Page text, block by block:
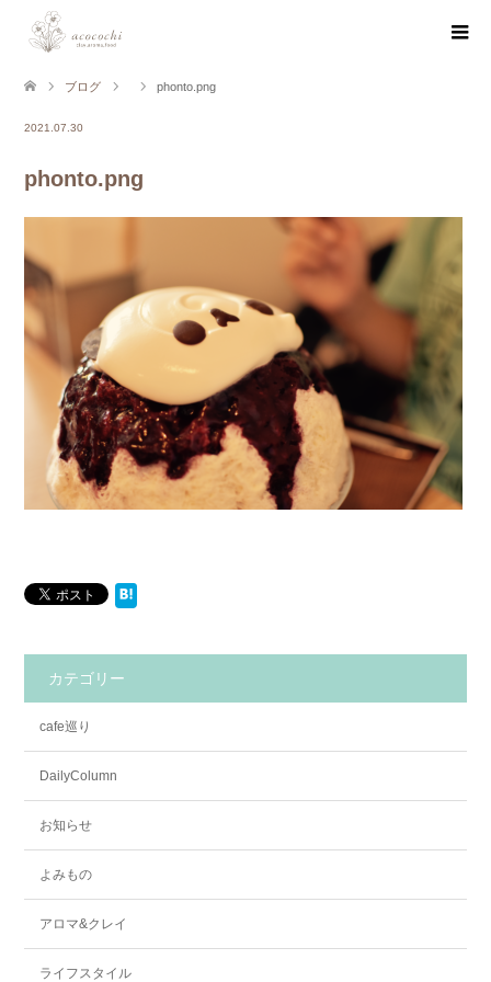
ブログ phonto.png
2021.07.30
phonto.png
カテゴリー
cafe巡り
DailyColumn
お知らせ
よみもの
アロマ&クレイ
ライフスタイル